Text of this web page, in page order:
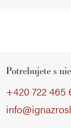
Potrebujete s
+420 722 465